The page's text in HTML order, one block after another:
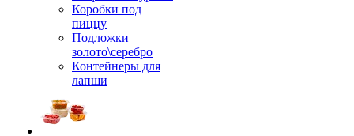
Коробки под
пиццу
Подложки
золото\серебро
Контейнеры для
лапши